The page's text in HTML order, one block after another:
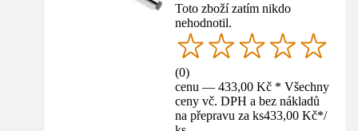
Toto zboží zatím nikdo
nehodnotil.
(0)
cenu — 433,00 Kč * Všechny
ceny vč. DPH a bez nákladů
na přepravu za ks433,00 Kč*/